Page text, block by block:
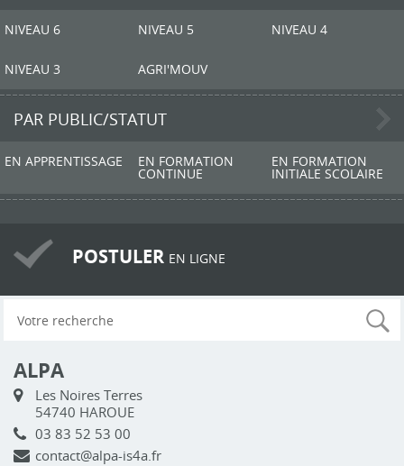
NIVEAU 6 NIVEAU 5 NIVEAU 4
NIVEAU 3 AGRI'MOUV
PAR PUBLIC/STATUT
EN APPRENTISSAGE EN FORMATION
CONTINUE
EN FORMATION
INITIALE SCOLAIRE
POSTULER EN LIGNE
ALPA
Les Noires Terres
54740 HAROUE
03 83 52 53 00
contact@alpa-is4a.fr